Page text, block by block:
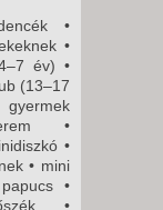
•
•
év) •
(13–17
•
•
• mini
•
•